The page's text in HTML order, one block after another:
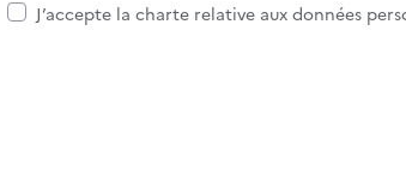
J’accepte la charte relative aux données